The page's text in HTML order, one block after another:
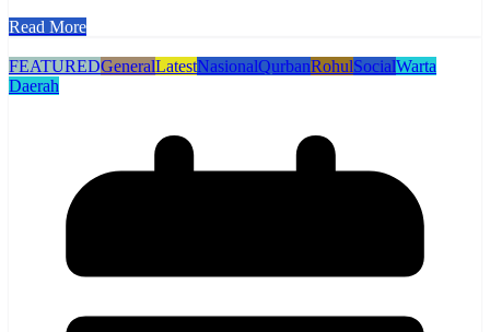
Read More
FEATUREDGeneralLatestNasionalQurbanRohulSocialWarta
Daerah